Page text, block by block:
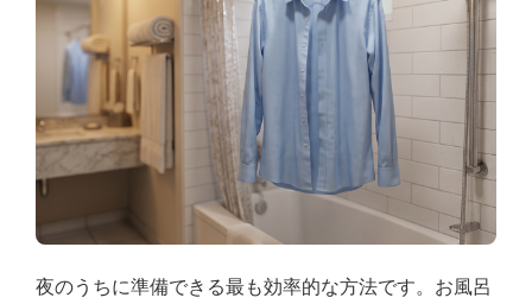
夜のうちに準備できる最も効率的な方法です。お風呂